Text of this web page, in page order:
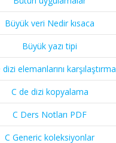
Büyük veri Nedir kısaca
Büyük yazı tipi
elemanlarını karşılaştırma
C de dizi kopyalama
C Ders Notları PDF
C Generic koleksiyonlar